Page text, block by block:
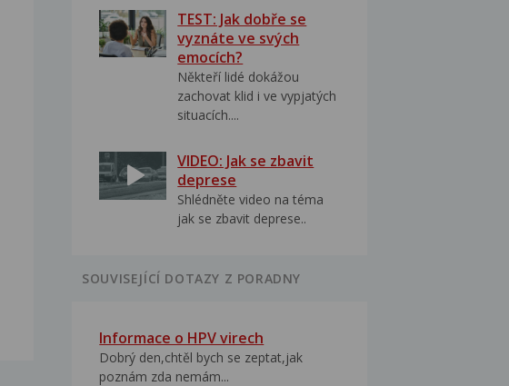
TEST: Jak dobře se
vyznáte ve svých
emocích?
Někteří lidé dokážou
zachovat klid i ve vypjatých
situacích....
VIDEO: Jak se zbavit
deprese
Shlédněte video na téma
jak se zbavit deprese..
SOUVISEJÍCÍ DOTAZY Z PORADNY
Informace o HPV virech
Dobrý den,chtěl bych se zeptat,jak
poznám zda nemám...